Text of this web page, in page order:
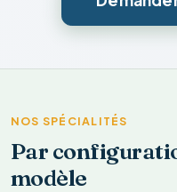
NOS SPÉCIALITÉS
Par
modèle